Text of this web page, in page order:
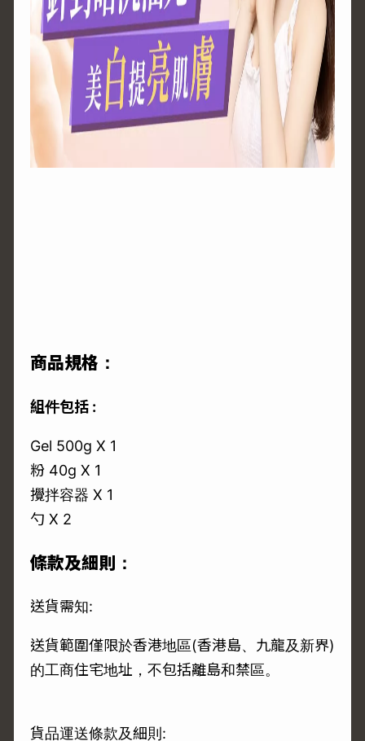
商品規格：
組件包括 :
Gel 500g X 1
粉 40g X 1
攪拌容器 X 1
勺 X 2
條款及細則：
送貨需知:
送貨範圍僅限於香港地區(香港島、九龍及新界)
的工商住宅地址，不包括離島和禁區。
貨品運送條款及細則: